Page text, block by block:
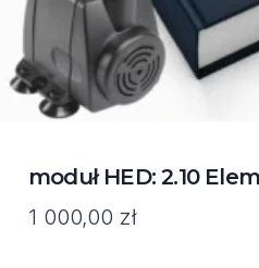
moduł HED: 2.10
1 000,00 zł